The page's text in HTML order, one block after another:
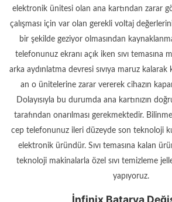
elektronik ünitesi olan ana kartından zarar
çalışması için var olan gerekli voltaj
bir şekilde geziyor olmasından
telefonunuz ekranı açık iken sıvı temasına
arka aydınlatma devresi sıvıya maruz kalarak
an o ünitelerine zarar vererek cihazın
Dolayısıyla bu durumda ana kartınızın
tarafından onarılması gerekmektedir.
cep telefonunuz ileri düzeyde son teknoloji
elektronik üründür. Sıvı temasına kalan
teknoloji makinalarla özel sıvı temizleme
yapıyoruz.
İnfinix Batarya